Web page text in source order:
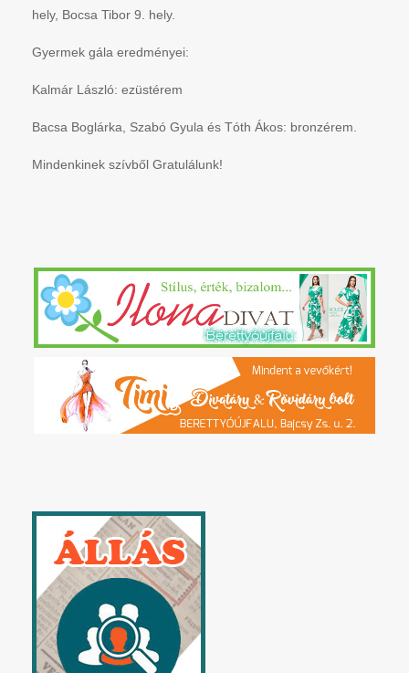
hely, Bocsa Tibor 9. hely.
Gyermek gála eredményei:
Kalmár László: ezüstérem
Bacsa Boglárka, Szabó Gyula és Tóth Ákos: bronzérem.
Mindenkinek szívből Gratulálunk!